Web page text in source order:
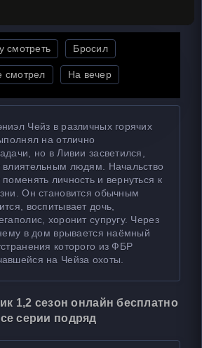
смотреть Бросил
смотрел На вечер
Чейз в различных горячих
на отлично
но в Ливии засветился,
влиятельным людям. Начальство
личность и вернуться к
Он становится обычным
воспитывает дочь,
хоронит супругу. Через
в дом врывается наёмный
которого из ФБР
на Чейза охоты.
1,2 сезон онлайн бесплатно
серии подряд